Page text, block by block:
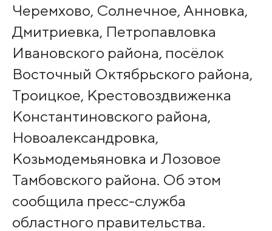
Черемхово, Солнечное, Анновка,
Дмитриевка, Петропавловка
Ивановского района, посёлок
Восточный Октябрьского района,
Троицкое, Крестовоздвиженка
Константиновского района,
Новоалександровка,
Козьмодемьяновка и Лозовое
Тамбовского района. Об этом
сообщила пресс-служба
областного правительства.